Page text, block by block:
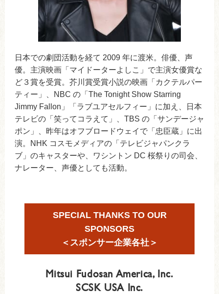
日本での劇団活動を経て 2009 年に渡米。俳優、声
優。主演映画「マイドーターよしこ」で主演女優賞な
ど３賞を受賞。芥川賞受賞小説の映画「カクテルパー
ティー」、NBC の「The Tonight Show Starring
Jimmy Fallon」「ラブユアセルフィー」に加え、日本
テレビの「笑ってコラえて」、TBS の「サンデージャ
ポン」、昨年はオフブロードウェイで「忠臣蔵」に出
演。NHK コスモメディアの「テレビジャパンクラ
ブ」のキャスターや、ワシントン DC 桜祭りの司会、
ナレーター、声優としても活動。
SPECIAL THANKS TO OUR
SPONSORS
＜スポンサー企業各社＞
Mitsui Fudosan America, Inc.
SCSK USA Inc.